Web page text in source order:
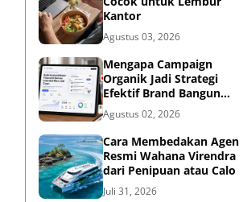
Kantor
Agustus 03, 2026
Mengapa Campaign
Organik Jadi Strategi
Efektif Brand Bangun
Awareness di Media Sosial
Agustus 02, 2026
Cara Membedakan Agen
Resmi Wahana Virendra
dari Penipuan atau Calo
Juli 31, 2026